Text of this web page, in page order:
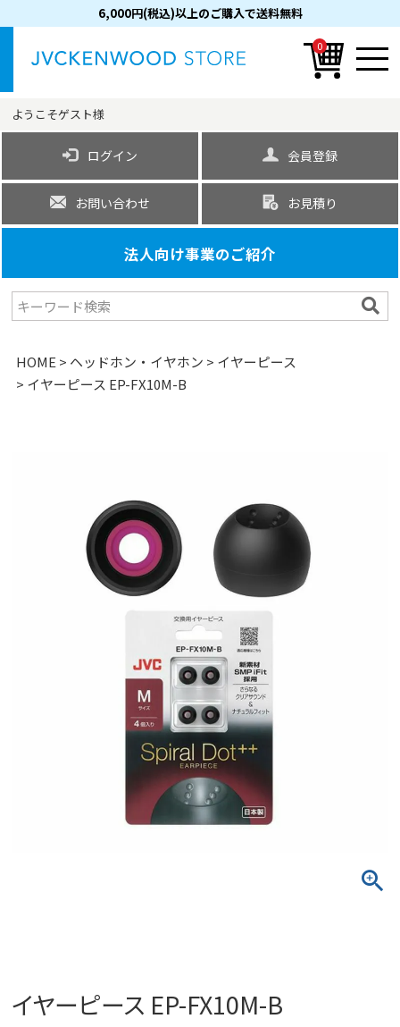
6,000円(税込)以上のご購入で送料無料
0
ようこそゲスト様
ログイン 会員登録
お問い合わせ お見積り
法人向け事業のご紹介
HOME ヘッドホン・イヤホン
イヤーピース
イヤーピース EP-FX10M-B
イヤーピース EP-FX10M-B